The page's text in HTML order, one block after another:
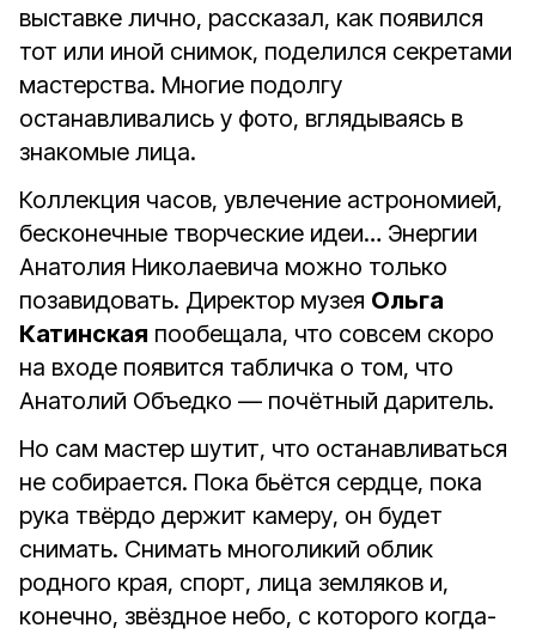
выставке лично, рассказал, как появился
тот или иной снимок, поделился секретами
мастерства. Многие подолгу
останавливались у фото, вглядываясь в
знакомые лица.
Коллекция часов, увлечение астрономией,
бесконечные творческие идеи… Энергии
Анатолия Николаевича можно только
позавидовать. Директор музея Ольга
Катинская пообещала, что совсем скоро
на входе появится табличка о том, что
Анатолий Объедко — почётный даритель.
Но сам мастер шутит, что останавливаться
не собирается. Пока бьётся сердце, пока
рука твёрдо держит камеру, он будет
снимать. Снимать многоликий облик
родного края, спорт, лица земляков и,
конечно, звёздное небо, с которого когда-